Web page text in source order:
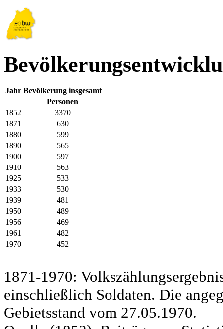
Jahr Bevölkerung insgesamt
Personen
1852
3370
1871
630
1880
599
1890
565
1900
597
1910
563
1925
533
1933
530
1939
481
1950
489
1956
469
1961
482
1970
452
1871-1970:
einschließlich Soldaten. Die
Gebietsstand vom 27.05.1970.